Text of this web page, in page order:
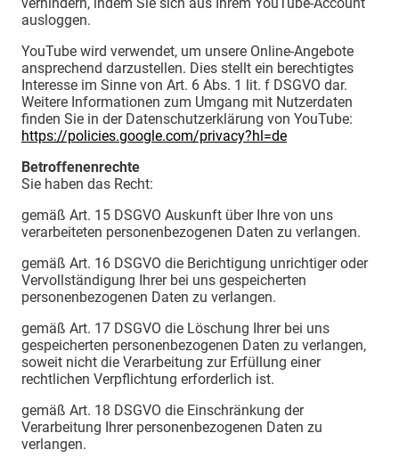
ausloggen.
YouTube wird verwendet, um unsere Online-Angebote
ansprechend darzustellen. Dies stellt ein berechtigtes
Interesse im Sinne von Art. 6 Abs. 1 lit. f DSGVO dar.
Weitere Informationen zum Umgang mit Nutzerdaten
finden Sie in der Datenschutzerklärung von YouTube:
https://policies.google.com/privacy?hl=de
Betroffenenrechte
Sie haben das Recht:
gemäß Art. 15 DSGVO Auskunft über Ihre von uns
verarbeiteten personenbezogenen Daten zu verlangen.
gemäß Art. 16 DSGVO die Berichtigung unrichtiger oder
Vervollständigung Ihrer bei uns gespeicherten
personenbezogenen Daten zu verlangen.
gemäß Art. 17 DSGVO die Löschung Ihrer bei uns
gespeicherten personenbezogenen Daten zu verlangen,
soweit nicht die Verarbeitung zur Erfüllung einer
rechtlichen Verpflichtung erforderlich ist.
gemäß Art. 18 DSGVO die Einschränkung der
Verarbeitung Ihrer personenbezogenen Daten zu
verlangen.